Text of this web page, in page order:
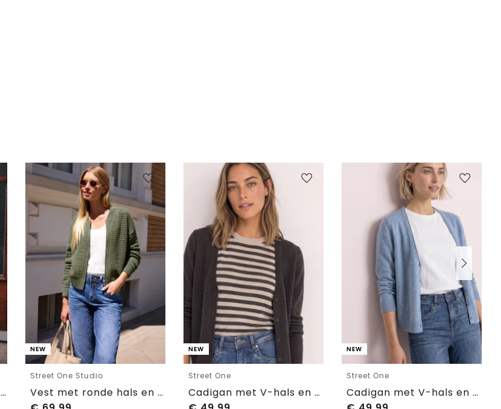
Vest met korte mouwen en polokraag
NEW
Street One Studio
Vest met ronde hals en ritssluiting
NEW
Street One
Cadigan met V-hals en knoopsluiting
NEW
Street One
Cadigan met V-hals en knoopsluiting